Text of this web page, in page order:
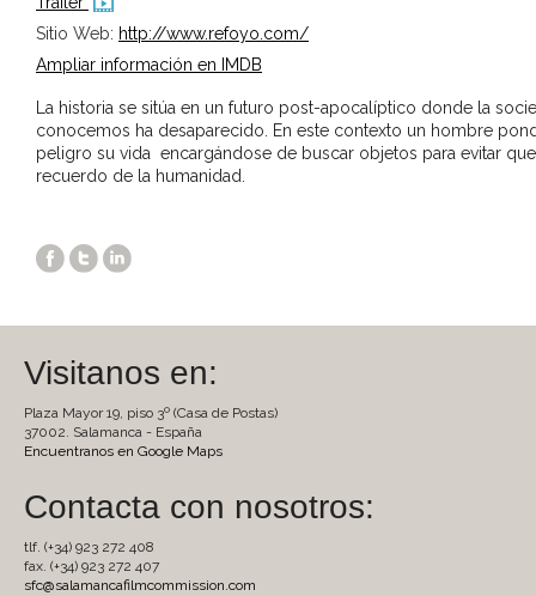
Sitio Web: http://www.refoyo.com/
Ampliar información en IMDB
La historia se sitúa en un futuro post-apocalíptico donde la
conocemos ha desaparecido. En este contexto un hombre
peligro su vida encargándose de buscar objetos para evitar
recuerdo de la humanidad.
Visitanos en:
Plaza Mayor 19, piso 3º (Casa de Postas)
37002. Salamanca - España
Encuentranos en Google Maps
Contacta con nosotros:
tlf. (+34) 923 272 408
fax. (+34) 923 272 407
sfc@salamancafilmcommission.com